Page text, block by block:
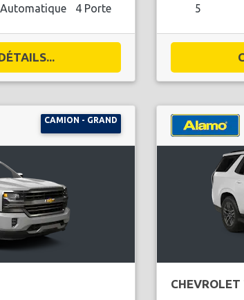
Automatique 4 Porte 5
CAMION - GRAND